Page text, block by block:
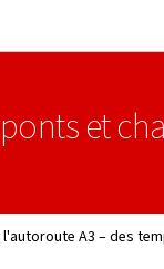
et
A3 – des